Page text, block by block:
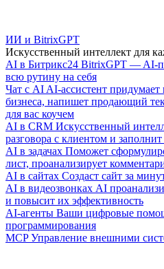
ИИ и BitrixGPT
Искусственный интеллект для
AI в Битрикс24 BitrixGPT — AI-
всю рутину на себя
Чат с AI AI-ассистент
бизнеса, напишет продающий
для вас коучем
AI в CRM Искусственный
разговора с клиентом и
AI в задачах Поможет
лист, проанализирует
AI в сайтах Создаст сайт за
AI в видеозвонках AI
и повысит их эффективность
AI-агенты Ваши цифровые
программирования
MCP Управление внешними